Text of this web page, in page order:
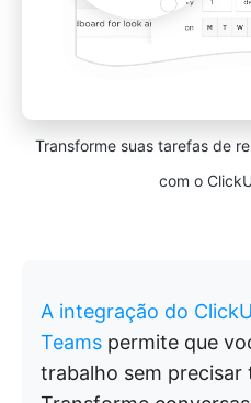
Transforme suas tarefas de
com o
A integração do
Teams permite que
trabalho sem